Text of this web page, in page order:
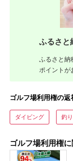
ふるさと
ふるさと納
ポイントが
ゴルフ場利用権の返
ダイビング 釣り
ゴルフ場利用権